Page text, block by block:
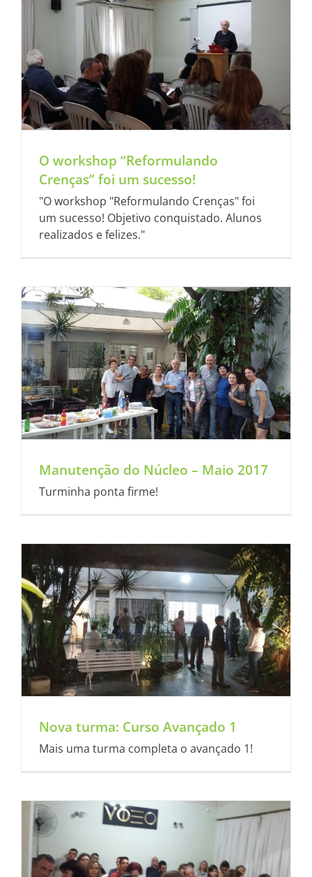
O workshop “Reformulando
Crenças” foi um sucesso!
"O workshop "Reformulando Crenças" foi
um sucesso! Objetivo conquistado. Alunos
realizados e felizes."
Manutenção do Núcleo – Maio 2017
Turminha ponta firme!
Nova turma: Curso Avançado 1
Mais uma turma completa o avançado 1!